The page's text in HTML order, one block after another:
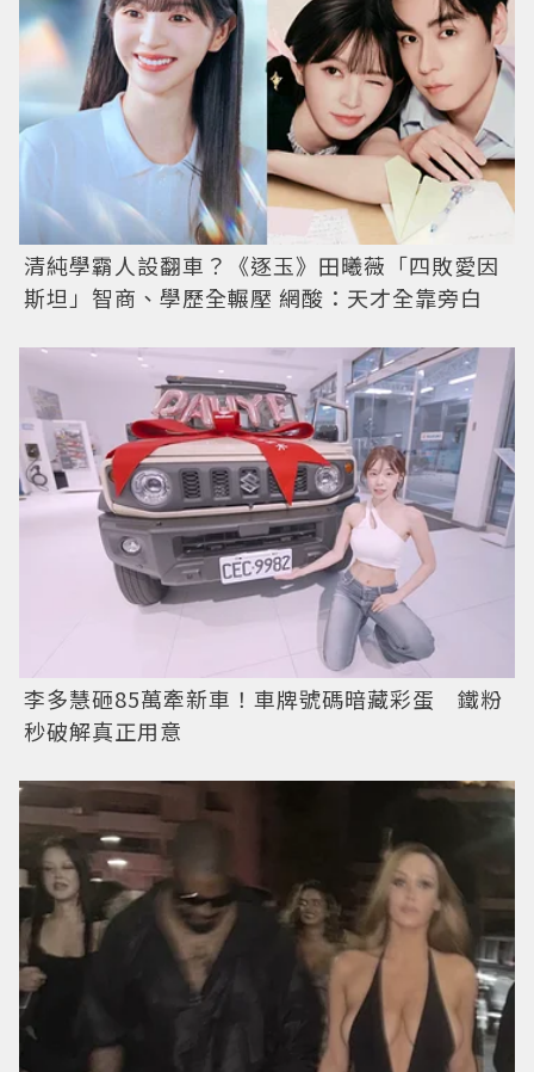
清純學霸人設翻車？《逐玉》田曦薇「四敗愛因
斯坦」智商、學歷全輾壓 網酸：天才全靠旁白
李多慧砸85萬牽新車！車牌號碼暗藏彩蛋 鐵粉
秒破解真正用意